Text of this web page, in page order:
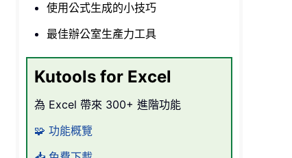
使用公式生成的小技巧
最佳辦公室生產力工具
Kutools for Excel
為 Excel 帶來 300+ 進階功能
🧩 功能概覽